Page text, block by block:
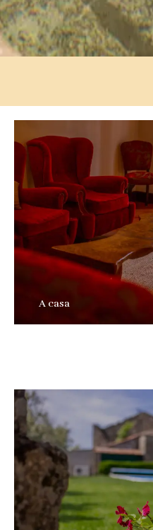
A casa